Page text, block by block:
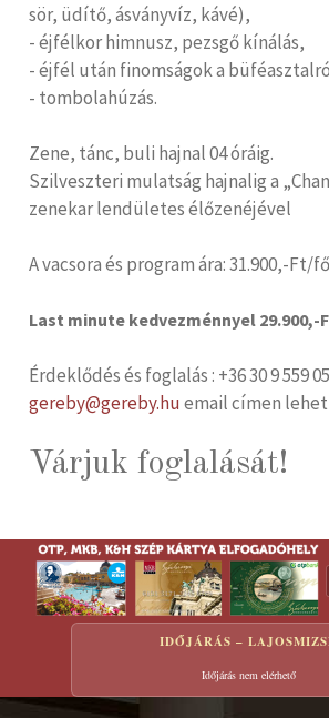
sör, üdítő, ásványvíz, kávé),
- éjfélkor himnusz, pezsgő kínálás,
- éjfél után finomságok a
- tombolahúzás.
Zene, tánc, buli hajnal 04 óráig.
Szilveszteri mulatság hajnalig a
zenekar lendületes élőzenéjével
A vacsora és program ára: 31.900,-Ft/fő
Last minute kedvezménnyel 29.900,-
Érdeklődés és foglalás : +36 30 9 559
gereby@gereby.huemail címen
Várjuk foglalását!
IDŐJÁRÁS –
Időjárás nem elérhető